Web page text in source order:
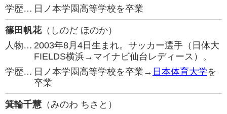
学歴… 日ノ本学園高等学校を卒業
篠田帆花（しのだ ほのか）
人物… 2003年8月4日生まれ。サッカー選手（日体大
FIELDS横浜→マイナビ仙台レディース）。
学歴… 日ノ本学園高等学校を卒業→ 日本体育大学を
卒業
箕輪千慧 （みのわ ちさと）